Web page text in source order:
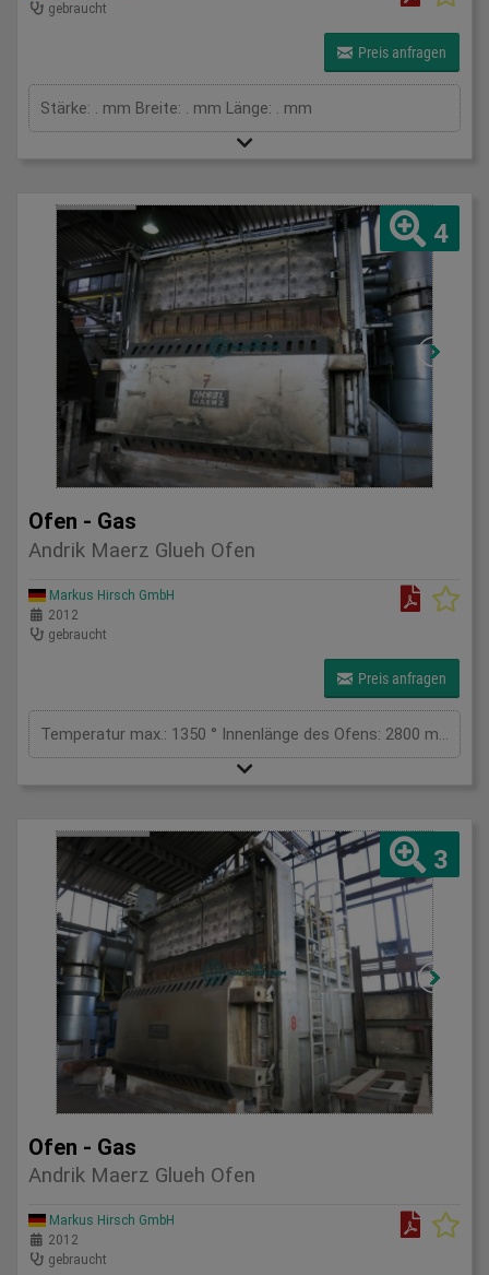
gebraucht
Preis anfragen
Stärke: . mm Breite: . mm Länge: . mm
4
Ofen - Gas
Andrik Maerz Glueh Ofen
Markus Hirsch GmbH
2012
gebraucht
Preis anfragen
Temperatur max.: 1350 ° Innenlänge des Ofens: 2800 mm Innenbreite des Ofens: 2800 mm Innenhöhe des Ofens: 1200 mm Beladung: 20.000 kg Abmessungen L x B x H: 3,3x3,3x2 m Gesamtleistungsbedarf: kW Maschinengewicht ca.: t
3
Ofen - Gas
Andrik Maerz Glueh Ofen
Markus Hirsch GmbH
2012
gebraucht